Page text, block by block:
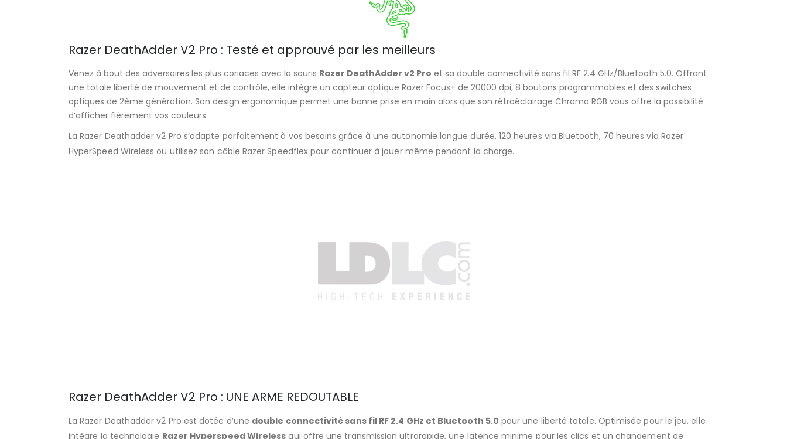
Razer DeathAdder V2 Pro : Testé et approuvé par les meilleurs
Venez à bout des adversaires les plus coriaces avec la souris Razer DeathAdder v2 Pro et sa double connectivité sans fil RF 2.4 GHz/Bluetooth 5.0. Offrant
une totale liberté de mouvement et de contrôle, elle intègre un capteur optique Razer Focus+ de 20000 dpi, 8 boutons programmables et des switches
optiques de 2ème génération. Son design ergonomique permet une bonne prise en main alors que son rétroéclairage Chroma RGB vous offre la possibilité
d’afficher fièrement vos couleurs.
La Razer Deathadder v2 Pro s’adapte parfaitement à vos besoins grâce à une autonomie longue durée, 120 heures via Bluetooth, 70 heures via Razer
HyperSpeed Wireless ou utilisez son câble Razer Speedflex pour continuer à jouer même pendant la charge.
Razer DeathAdder V2 Pro : UNE ARME REDOUTABLE
La Razer Deathadder v2 Pro est dotée d’une double connectivité sans fil RF 2.4 GHz et Bluetooth 5.0 pour une liberté totale. Optimisée pour le jeu, elle
intègre la technologie Razer Hyperspeed Wireless qui offre une transmission ultrarapide, une latence minime pour les clics et un changement de